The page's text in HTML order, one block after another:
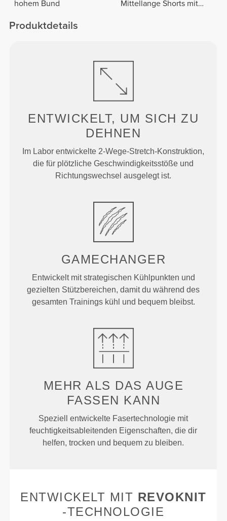
hohem Bund
Mittellange Shorts mit
Produktdetails
ENTWICKELT, UM SICH ZU
DEHNEN
Im Labor entwickelte 2-Wege-Stretch-Konstruktion,
die für plötzliche Geschwindigkeitsstöße und
Richtungswechsel ausgelegt ist.
GAMECHANGER
Entwickelt mit strategischen Kühlpunkten und
gezielten Stützbereichen, damit du während des
gesamten Trainings kühl und bequem bleibst.
MEHR ALS DAS AUGE
FASSEN KANN
Speziell entwickelte Fasertechnologie mit
feuchtigkeitsableitenden Eigenschaften, die dir
helfen, trocken und bequem zu bleiben.
ENTWICKELT MIT REVOKNIT
-TECHNOLOGIE